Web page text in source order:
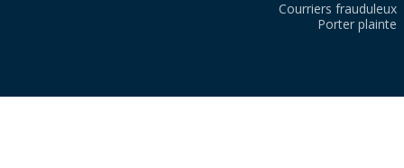
Courriers frauduleux
Porter plainte